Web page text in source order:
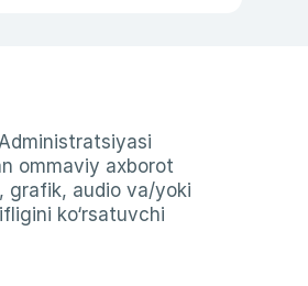
ommaviy axborot
grafik, audio va/yoki
ko‘rsatuvchi